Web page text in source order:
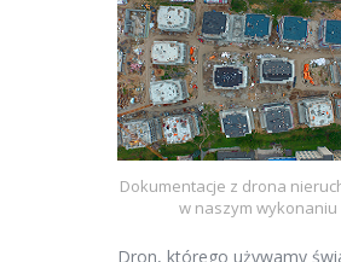
Dokumentacje z drona
w naszym wykonaniu
Dron, którego używamy